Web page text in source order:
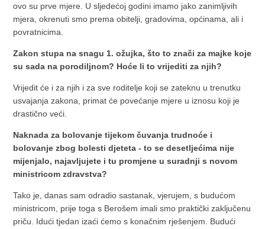
ovo su prve mjere. U sljedećoj godini imamo jako zanimljivih
mjera, okrenuti smo prema obitelji, gradovima, općinama, ali i
povratnicima.
Zakon stupa na snagu 1. ožujka, što to znači za majke koje
su sada na porodiljnom? Hoće li to vrijediti za njih?
Vrijedit će i za njih i za sve roditelje koji se zateknu u trenutku
usvajanja zakona, primat će povećanje mjere u iznosu koji je
drastično veći.
Naknada za bolovanje tijekom čuvanja trudnoće i
bolovanje zbog bolesti djeteta - to se desetljećima nije
mijenjalo, najavljujete i tu promjene u suradnji s novom
ministricom zdravstva?
Tako je, danas sam odradio sastanak, vjerujem, s budućom
ministricom, prije toga s Berošem imali smo praktički zaključenu
priču. Idući tjedan izaći ćemo s konačnim rješenjem. Budući